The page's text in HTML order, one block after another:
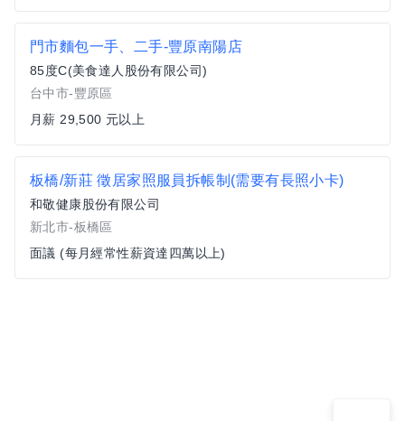
門市麵包一手、二手-豐原南陽店
85度C(美食達人股份有限公司)
台中市-豐原區
月薪 29,500 元以上
板橋/新莊 徵居家照服員拆帳制(需要有長照小卡)
和敬健康股份有限公司
新北市-板橋區
面議 (每月經常性薪資達四萬以上)